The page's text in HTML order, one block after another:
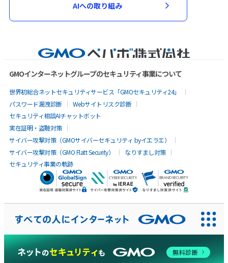
AIへの取り組み
GMOインターネットグループのセキュリティ事業について
世界初総合ネットセキュリティサービス「GMOセキュリティ24」
パスワード漏洩診断
Webサイトリスク診断
セキュリティ相談AIチャットボット
実在証明・盗聴対策
サイバー攻撃対策（GMOサイバーセキュリティ byイエラエ）
サイバー攻撃対策（GMO Flatt Security）
なりすまし対策
セキュリティ事業の軌跡
AIに聞いてみる 無料診断